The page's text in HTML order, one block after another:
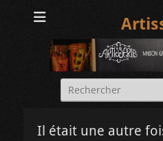
Rechercher :
Il était une autre